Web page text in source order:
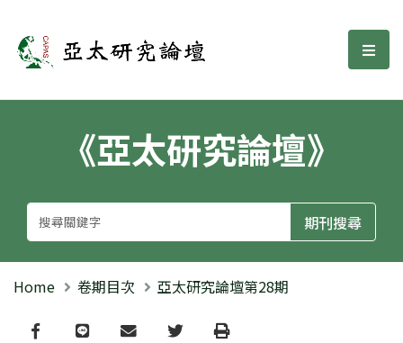
亞太研究論壇 選
《亞太研究論壇》
Home 卷期目次 亞太研究論壇第28期
Facebook
line email TwitterPrint